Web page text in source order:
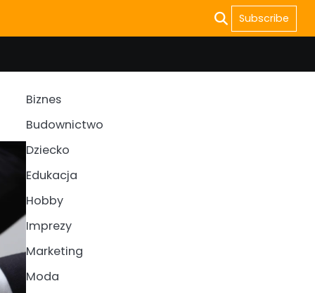
Subscribe
Biznes
Budownictwo
Dziecko
Edukacja
Hobby
Imprezy
Marketing
Moda